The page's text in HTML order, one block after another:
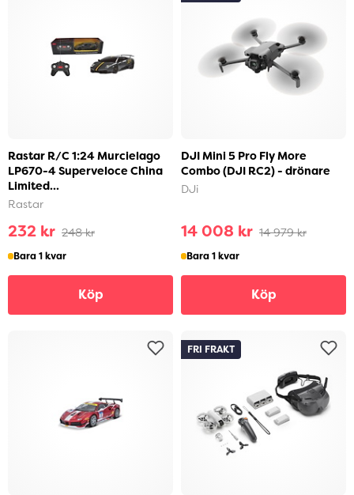
Rastar R/C 1:24 Murcielago
LP670-4 Superveloce China
Limited...
Rastar
232 kr 248 kr
Bara 1 kvar
Köp
DJI Mini 5 Pro Fly More
Combo (DJI RC2) - drönare
DJi
14 008 kr 14 979 kr
Bara 1 kvar
Köp
FRI FRAKT